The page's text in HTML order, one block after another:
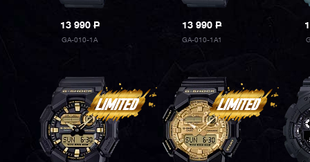
13 990P
GA-010-1A
13 990P
GA-010-1A1